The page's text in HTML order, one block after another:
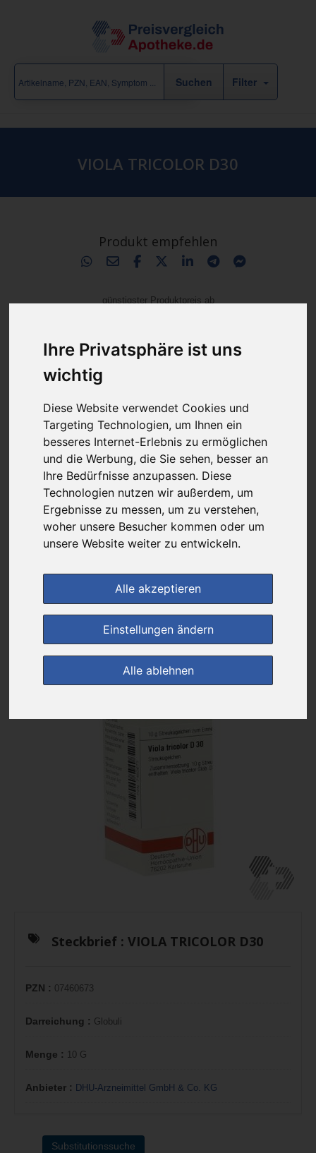
Ihre Privatsphäre ist uns
wichtig
Diese Website verwendet Cookies und
Targeting Technologien, um Ihnen ein
besseres Internet-Erlebnis zu ermöglichen
und die Werbung, die Sie sehen, besser an
Ihre Bedürfnisse anzupassen. Diese
Technologien nutzen wir außerdem, um
Ergebnisse zu messen, um zu verstehen,
woher unsere Besucher kommen oder um
unsere Website weiter zu entwickeln.
Alle akzeptieren
Einstellungen ändern
Alle ablehnen
Filter
VIOLA TRICOLOR D30
Produkt empfehlen
günstigster Produktpreis ab
8,07 €
DIE NEUE APOTHEKE
kein Versand - nur Botenlieferung oder Selbstabholung
Ersparnis: 53 % oder
Preis pro 1 G / 0,81 €
Daten vom 08.08.2026 13:14 Uhr
(0) Jetzt bewerten!
zur Einkaufsliste
Steckbrief : VIOLA TRICOLOR D30
PZN : 07460673
Darreichung : Globuli
Menge : 10 G
Anbieter : DHU-Arzneimittel GmbH & Co. KG
Substitutionssuche